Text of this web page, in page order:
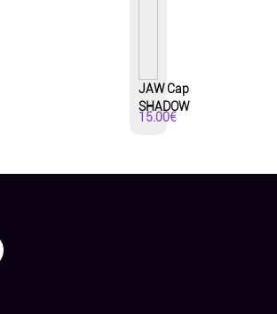
JAW Cap
SHADOW
15.00€